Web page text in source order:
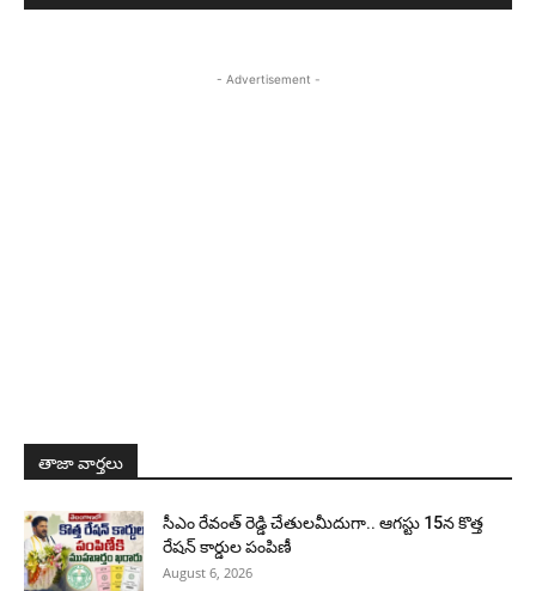
- Advertisement -
తాజా వార్తలు
సీఎం రేవంత్ రెడ్డి చేతులమీదుగా.. ఆగస్టు 15న కొత్త
రేషన్ కార్డుల పంపిణీ
August 6, 2026